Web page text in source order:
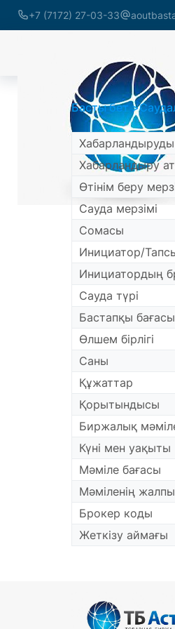
+7 (7172) 27-03-33
Басты бет
Хабарландыру
Өтінім беру
Сауда мерзімі
Сомасы
Инициатор/
Инициатордың
Сауда түрі
Бастапқы бағасы
Өлшем бірлігі
Саны
Құжаттар
Қорытындысы
Биржалық
Күні мен уақыты
Мәміле бағасы
Мәміленің
Брокер коды
Жеткізу аймағы